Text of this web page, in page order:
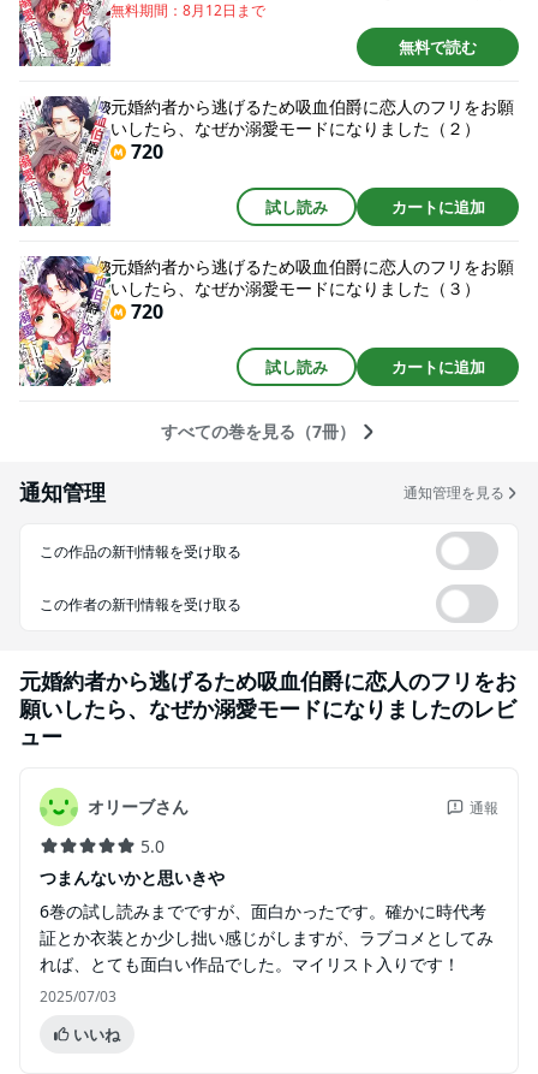
無料期間： 8月12日 まで
無料で読む
元婚約者から逃げるため吸血伯爵に恋人のフリをお願
いしたら、なぜか溺愛モードになりました（２）
720
試し読み カートに追加
元婚約者から逃げるため吸血伯爵に恋人のフリをお願
いしたら、なぜか溺愛モードになりました（３）
720
試し読み カートに追加
すべての巻を見る（7冊）
通知管理 通知管理を見る
この作品の新刊情報を受け取る
この作者の新刊情報を受け取る
元婚約者から逃げるため吸血伯爵に恋人のフリをお
願いしたら、なぜか溺愛モードになりましたのレビ
ュー
オリーブさん 通報
5.0
つまんないかと思いきや
6巻の試し読みまでですが、面白かったです。確かに時代考
証とか衣装とか少し拙い感じがしますが、ラブコメとしてみ
れば、とても面白い作品でした。マイリスト入りです！
2025/07/03
いいね